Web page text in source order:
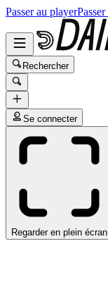
Passer au player
Rechercher
Se connecter
Regarder en plein écran